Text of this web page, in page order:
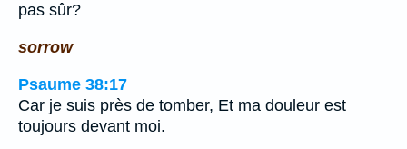
pas sûr?
sorrow
Psaume 38:17
Car je suis près de tomber, Et ma douleur est
toujours devant moi.